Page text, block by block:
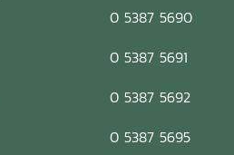
ร
0 5387 5690
งิน
0 5387 5691
เศษ
0 5387 5692
ชุม
0 5387 5695